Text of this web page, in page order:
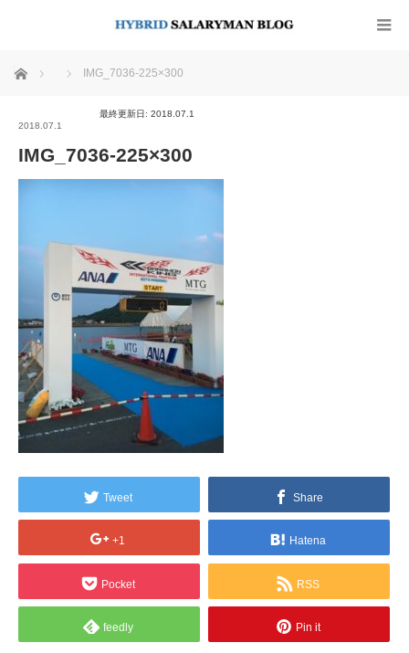
ホーム IMG_7036-225×300
2018.07.1
最終更新日: 2018.07.1
IMG_7036-225×300
Tweet Share
+1 Hatena
Pocket RSS
feedly Pin it